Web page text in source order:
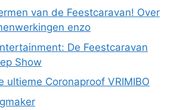
van de Feestcaravan! Over
enzo
De Feestcaravan
Show
ultieme Coronaproof VRIMIBO